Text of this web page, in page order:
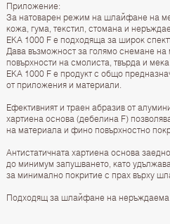
Приложение:
За натоварен режим на шлайфане на
кожа, гума, текстил, стомана и
EKA 1000 F е подходящa за широк
Дава възможност за голямо снемане
повърхности на смолиста, твърда и
EKA 1000 F е продукт с общо
от приложения и материали.
Ефективният и траен абразив от
хартиена основа (дебелина F)
на материала и фино повърхностно
Антистатичната хартиена основа
до минимум запушването, като
за минимално покритие с прах върху
Подходящ за шлайфане на неръждаема